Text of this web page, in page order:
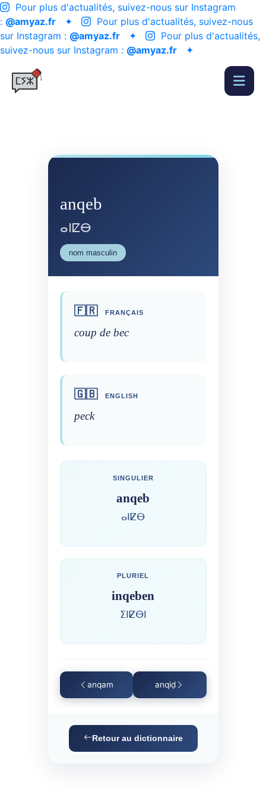
Pour plus d'actualités, suivez-nous sur Instagram
: @amyaz.fr ✦
Pour plus d'actualités, suivez-nous
sur Instagram : @amyaz.fr ✦
Pour plus d'actualités,
suivez-nous sur Instagram : @amyaz.fr ✦
anqeb
ⴰⵏⵇⴱ
nom masculin
🇫🇷 FRANÇAIS
coup de bec
🇬🇧 ENGLISH
peck
SINGULIER
anqeb
ⴰⵏⵇⴱ
PLURIEL
inqeben
ⵉⵏⵇⴱⵏ
anqam anqiḍ
Retour au dictionnaire